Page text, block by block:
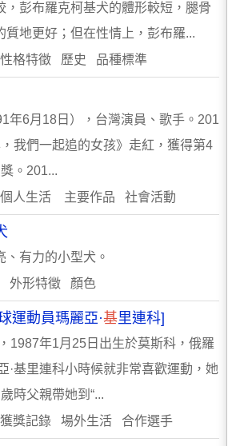
，彭布羅克柯基犬的體形較短，腿骨
質地更好；但在性情上，彭布羅...
格特徵 歷史 品種標準
年6月18日），台灣演員、歌手。201
我們一起追的女孩》走紅，獲得第4
。201...
人生活 主要作品 社會活動
、有力的小型犬。
外形特徵 顏色
運動員瑪麗亞·基里連科]
1987年1月25日出生於莫斯科，俄羅
·基里連科小時候就非常喜歡運動，她
時父親帶她到“...
獎記錄 場外生活 合作選手